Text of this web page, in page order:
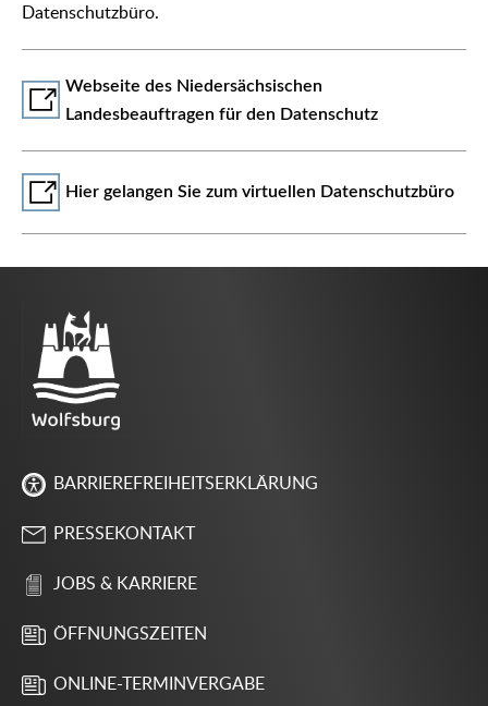
Datenschutzbüro.
Webseite des Niedersächsischen
Landesbeauftragen für den Datenschutz
Hier gelangen Sie zum virtuellen Datenschutzbüro
BARRIEREFREIHEITSERKLÄRUNG
PRESSEKONTAKT
JOBS & KARRIERE
ÖFFNUNGSZEITEN
ONLINE-TERMINVERGABE